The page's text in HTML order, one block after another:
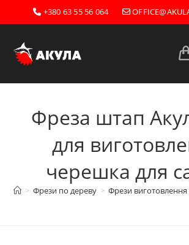
Перейти
до
+380 63 55 56 064
Фреза штап
для
черешка для
> Фрези по дереву > Фрези виготовлення